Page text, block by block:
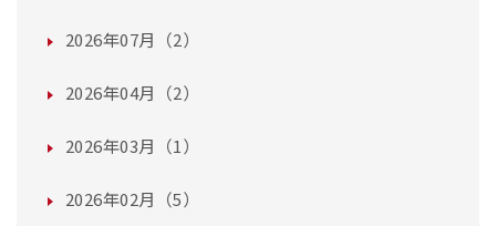
2026年07月（2）
2026年04月（2）
2026年03月（1）
2026年02月（5）